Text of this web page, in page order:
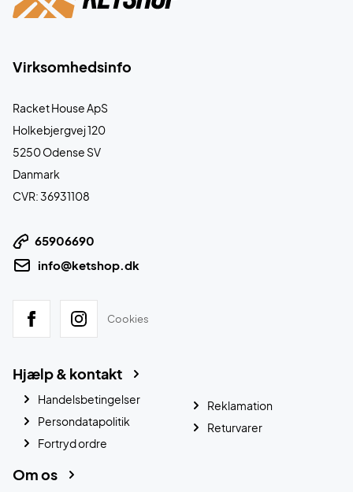
Virksomhedsinfo
Racket House ApS
Holkebjergvej 120
5250 Odense SV
Danmark
CVR: 36931108
65906690
info@ketshop.dk
Cookies
Hjælp & kontakt
Handelsbetingelser
Persondatapolitik
Fortryd ordre
Reklamation
Returvarer
Om os